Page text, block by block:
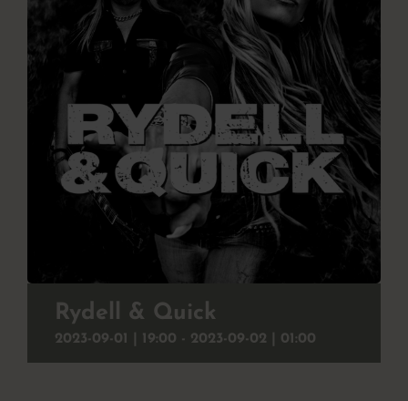
Julbord
Att uppleva
Kontakt
Event
Om hotellet
Rydell & Quick
2023-09-01 | 19:00 - 2023-09-02 | 01:00